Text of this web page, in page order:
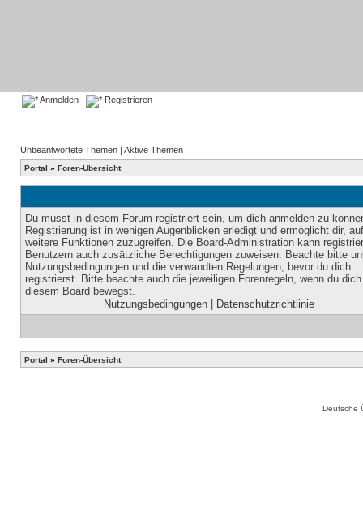
Anmelden Registrieren
Unbeantwortete Themen | Aktive Themen
Portal » Foren-Übersicht
Du musst in diesem Forum registriert sein, um dich anmelden zu
Registrierung ist in wenigen Augenblicken erledigt und ermöglicht dir, auf
weitere Funktionen zuzugreifen. Die Board-Administration kann
Benutzern auch zusätzliche Berechtigungen zuweisen. Beachte bitte
Nutzungsbedingungen und die verwandten Regelungen, bevor du dich
registrierst. Bitte beachte auch die jeweiligen Forenregeln, wenn du
diesem Board bewegst.
Nutzungsbedingungen| Datenschutzrichtlinie
Portal » Foren-Übersicht
Deutsche